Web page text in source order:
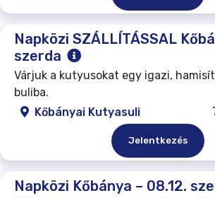
Napközi SZÁLLÍTÁSSAL
szerda
Várjuk a kutyusokat egy igazi,
buliba.
Kőbányai Kutyasuli
Jelentkezés
Napközi Kőbánya – 08.12.